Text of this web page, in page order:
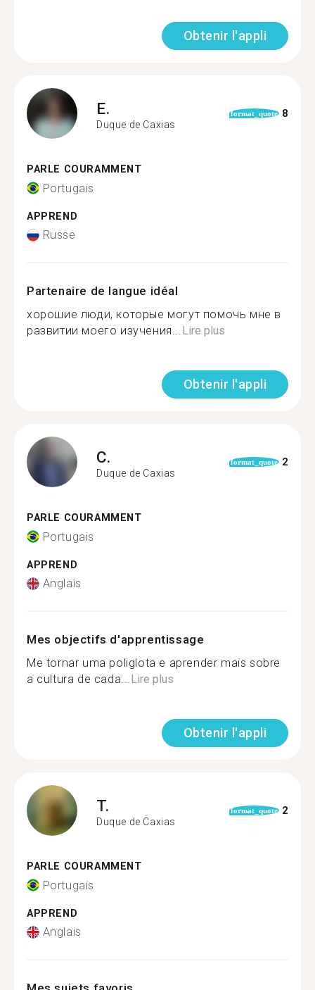
Obtenir l'appli
E.
Duque de Caxias
format_quote 8
PARLE COURAMMENT
Portugais
APPREND
Russe
Partenaire de langue idéal
хорошие люди, которые могут помочь мне в
развитии моего изучения...Lire plus
Obtenir l'appli
C.
Duque de Caxias
format_quote 2
PARLE COURAMMENT
Portugais
APPREND
Anglais
Mes objectifs d'apprentissage
Me tornar uma poliglota e aprender mais sobre
a cultura de cada...Lire plus
Obtenir l'appli
T.
Duque de Caxias
format_quote 2
PARLE COURAMMENT
Portugais
APPREND
Anglais